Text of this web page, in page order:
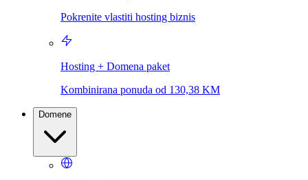
Pokrenite vlastiti hosting biznis
Hosting + Domena paket
Kombinirana ponuda od 130,38 KM
Domene